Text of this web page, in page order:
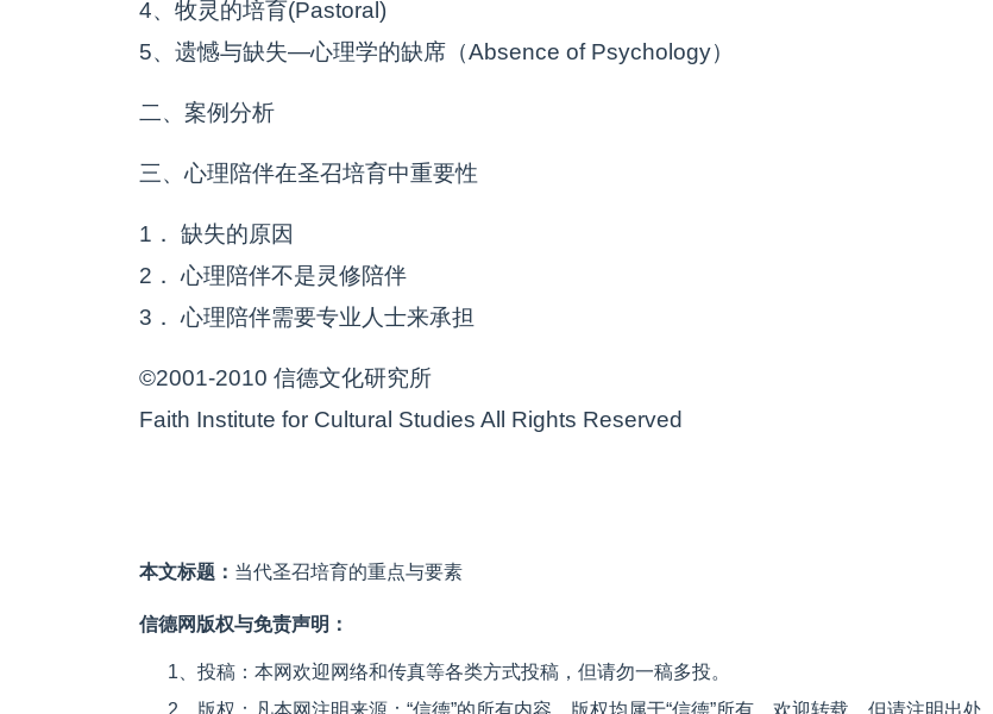
4、牧灵的培育(Pastoral)
5、遗憾与缺失—心理学的缺席（Absence of Psychology）
二、案例分析
三、心理陪伴在圣召培育中重要性
1． 缺失的原因
2． 心理陪伴不是灵修陪伴
3． 心理陪伴需要专业人士来承担
©2001-2010 信德文化研究所
Faith Institute for Cultural Studies All Rights Reserved
本文标题： 当代圣召培育的重点与要素
信德网版权与免责声明：
1、投稿：本网欢迎网络和传真等各类方式投稿，但请勿一稿多投。
2、版权：凡本网注明来源：“信德”的所有内容，版权均属于“信德”所有。欢迎转载，但请注明出处。